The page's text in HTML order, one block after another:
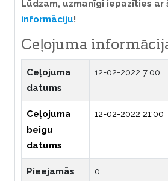
Lūdzam, uzmanīgi iepazīties ar
informāciju!
Ceļojuma
Ceļojuma
datums
12-02-2022 7:00
Ceļojuma
beigu
datums
12-02-2022 21:00
Pieejamās
0